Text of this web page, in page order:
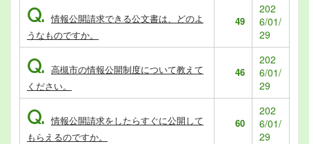
Q. 情報公開請求できる公文書は、どのよ
うなものですか。
49
202
6/01/
29
Q. 高槻市の情報公開制度について教えて
ください。
46
202
6/01/
29
Q. 情報公開請求をしたらすぐに公開して
もらえるのですか。
60
202
6/01/
29